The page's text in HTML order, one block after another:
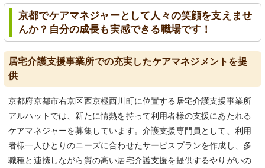
京都でケアマネジャーとして人々の笑顔を支えませ
んか？自分の成長も実感できる職場です！
居宅介護支援事業所での充実したケアマネジメントを提
供
京都府京都市右京区西京極西川町に位置する居宅介護支援事業所
アルハットでは、新たに情熱を持って利用者様の支援にあたれる
ケアマネジャーを募集しています。介護支援専門員として、利用
者様一人ひとりのニーズに合わせたサービスプランを作成し、多
職種と連携しながら質の高い居宅介護支援を提供するやりがいの